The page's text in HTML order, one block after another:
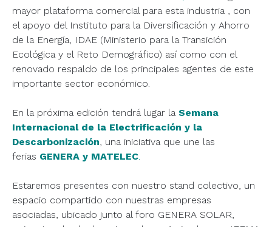
mayor plataforma comercial para esta industria , con
el apoyo del Instituto para la Diversificación y Ahorro
de la Energía, IDAE (Ministerio para la Transición
Ecológica y el Reto Demográfico) así como con el
renovado respaldo de los principales agentes de este
importante sector económico.
En la próxima edición tendrá lugar la Semana
Internacional de la Electrificación y la
Descarbonización, una iniciativa que une las
ferias GENERA y MATELEC.
Estaremos presentes con nuestro stand colectivo, un
espacio compartido con nuestras empresas
asociadas, ubicado junto al foro GENERA SOLAR,